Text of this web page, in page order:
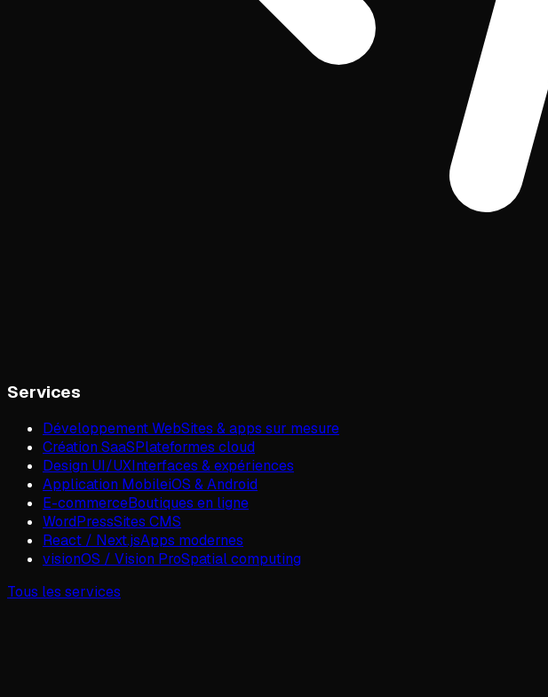
Services
Développement WebSites & apps sur mesure
Création SaaSPlateformes cloud
Design UI/UXInterfaces & expériences
Application MobileiOS & Android
E-commerceBoutiques en ligne
WordPressSites CMS
React / Next.jsApps modernes
visionOS / Vision ProSpatial computing
Tous les services